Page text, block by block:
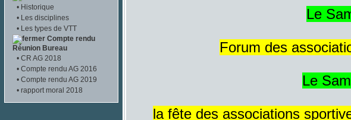
• Historique
• Les disciplines
• Les types de VTT
Compte rendu
Réunion Bureau
• CR AG 2018
• Compte rendu AG 2016
• Compte rendu AG 2019
• rapport moral 2018
Le
Forum des
Le
la fête des associations